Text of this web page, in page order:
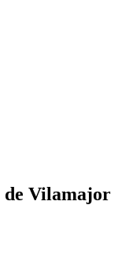
de Vilamajor